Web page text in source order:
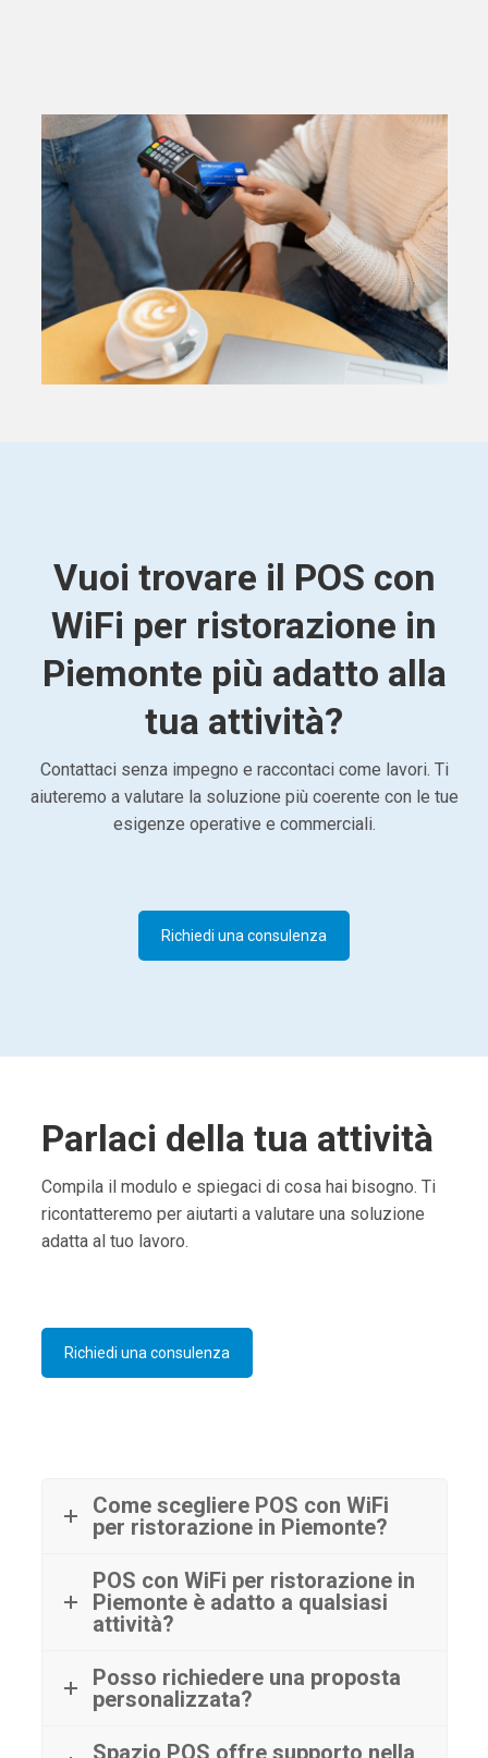
Vuoi trovare il POS con
WiFi per ristorazione in
Piemonte più adatto alla
tua attività?
Contattaci senza impegno e raccontaci come lavori. Ti
aiuteremo a valutare la soluzione più coerente con le tue
esigenze operative e commerciali.
Richiedi una consulenza
Parlaci della tua attività
Compila il modulo e spiegaci di cosa hai bisogno. Ti
ricontatteremo per aiutarti a valutare una soluzione
adatta al tuo lavoro.
Richiedi una consulenza
Come scegliere POS con WiFi
per ristorazione in Piemonte?
POS con WiFi per ristorazione in
Piemonte è adatto a qualsiasi
attività?
Posso richiedere una proposta
personalizzata?
Spazio POS offre supporto nella